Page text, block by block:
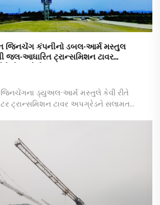
કંપનીનો ડબલ-આર્મ મસ્તુલ
જલ-આધારિત ટ્રાન્સમિશન ટાવર
ડ્યુઅલ-આર્મ મસ્તુલે કેવી રીતે
ટ્રાન્સમિશન ટાવર અપગ્રેડને સલામત